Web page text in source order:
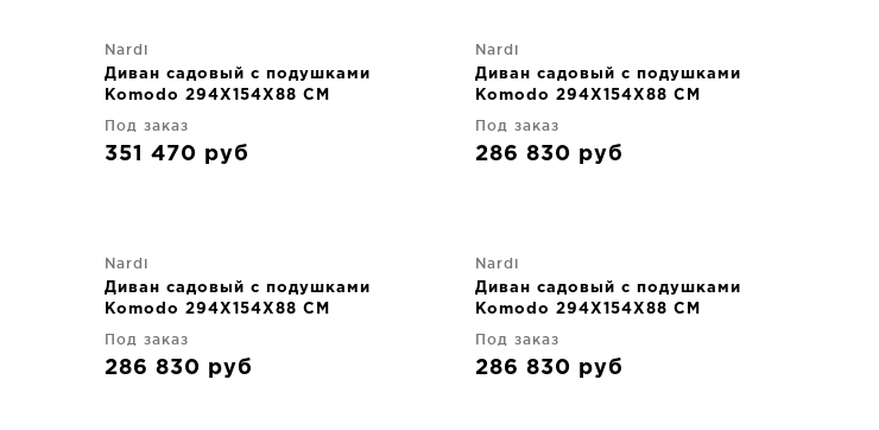
Nardi
Диван садовый с подушками
Komodo 294X154X88 CM
Под заказ
351 470 руб
Nardi
Диван садовый с подушками
Komodo 294X154X88 CM
Под заказ
286 830 руб
Nardi
Диван садовый с подушками
Komodo 294X154X88 CM
Под заказ
286 830 руб
Nardi
Диван садовый с подушками
Komodo 294X154X88 CM
Под заказ
286 830 руб